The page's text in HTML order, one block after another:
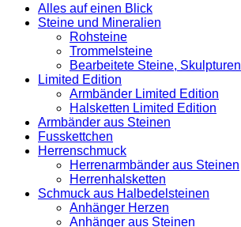
Alles auf einen Blick
Steine und Mineralien
Rohsteine
Trommelsteine
Bearbeitete Steine, Skulpturen
Limited Edition
Armbänder Limited Edition
Halsketten Limited Edition
Armbänder aus Steinen
Fusskettchen
Herrenschmuck
Herrenarmbänder aus Steinen
Herrenhalsketten
Schmuck aus Halbedelsteinen
Anhänger Herzen
Anhänger aus Steinen